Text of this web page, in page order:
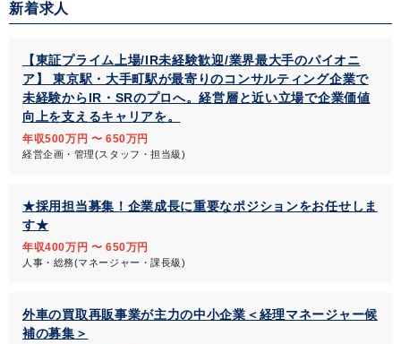
新着求人
【東証プライム上場/IR未経験歓迎/業界最大手のパイオニ
ア】 東京駅・大手町駅が最寄りのコンサルティング企業で
未経験からIR・SRのプロへ。経営層と近い立場で企業価値
向上を支えるキャリアを。
年収500万円 〜 650万円
経営企画・管理(スタッフ・担当級)
★採用担当募集！企業成長に重要なポジションをお任せしま
す★
年収400万円 〜 650万円
人事・総務(マネージャー・課長級)
外車の買取再販事業が主力の中小企業＜経理マネージャー候
補の募集＞